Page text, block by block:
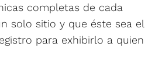
completas de cada
solo sitio y que éste sea el
para exhibirlo a quien